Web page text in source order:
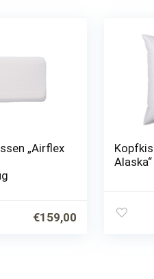
„Airflex
€159,00